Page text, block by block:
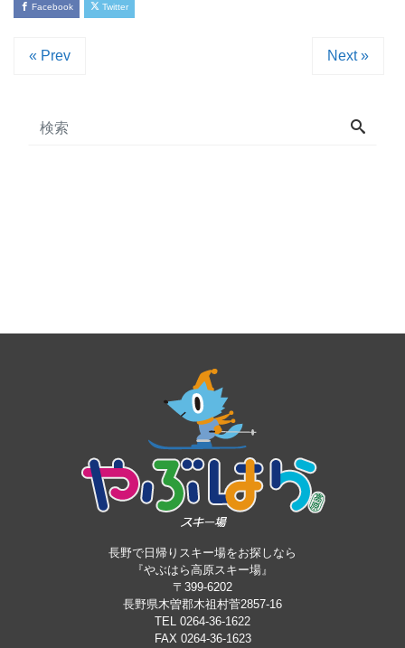
Facebook Twitter
« Prev Next »
長野で日帰りスキー場をお探しなら
『やぶはら高原スキー場』
〒399-6202
長野県木曽郡木祖村菅2857-16
TEL 0264-36-1622
FAX 0264-36-1623